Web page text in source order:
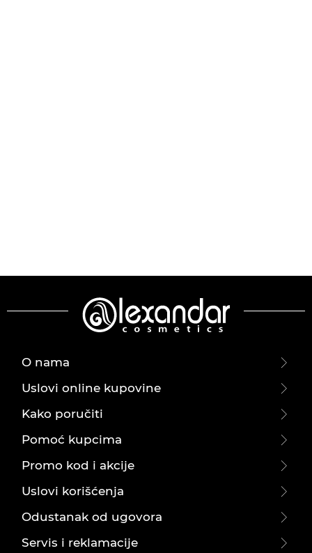
O nama
Uslovi online kupovine
Kako poručiti
Pomoć kupcima
Promo kod i akcije
Uslovi korišćenja
Odustanak od ugovora
Servis i reklamacije